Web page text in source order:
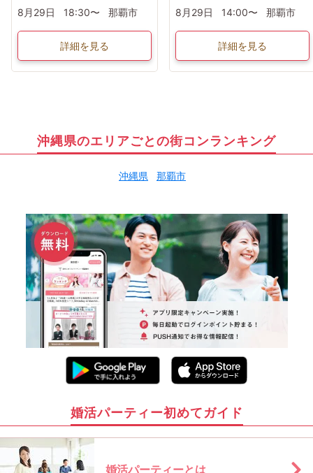
8月29日
18:30〜 那覇市
詳細を見る
8月29日
14:00〜 那覇市
詳細を見る
沖縄県のエリアごとの街コンランキング
沖縄県 那覇市
婚活パーティー初めてガイド
婚活パーティーとは